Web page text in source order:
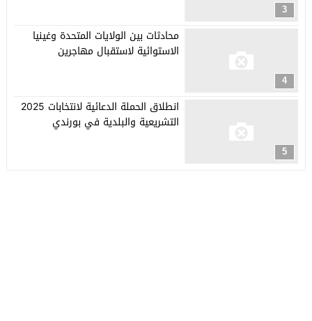
3
4
محادثات بين الولايات المتحدة وغينيا
الاستوائية لاستقبال مهاجرين
5
انطلاق الحملة الدعائية لانتخابات 2025
التشريعية والبلدية في بورندي